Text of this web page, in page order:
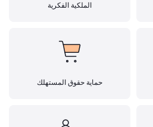
الملكية الفكرية
حماية حقوق المستهلك